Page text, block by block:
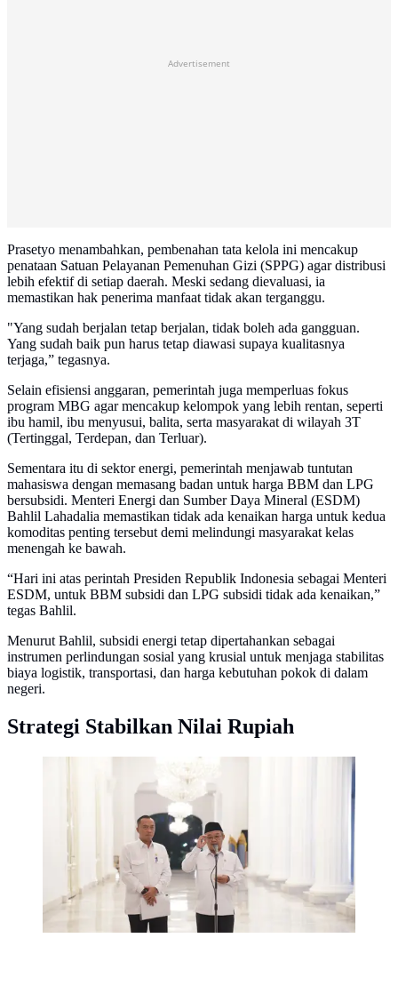
Advertisement
Prasetyo menambahkan, pembenahan tata kelola ini mencakup
penataan Satuan Pelayanan Pemenuhan Gizi (SPPG) agar distribusi
lebih efektif di setiap daerah. Meski sedang dievaluasi, ia
memastikan hak penerima manfaat tidak akan terganggu.
"Yang sudah berjalan tetap berjalan, tidak boleh ada gangguan.
Yang sudah baik pun harus tetap diawasi supaya kualitasnya
terjaga,” tegasnya.
Selain efisiensi anggaran, pemerintah juga memperluas fokus
program MBG agar mencakup kelompok yang lebih rentan, seperti
ibu hamil, ibu menyusui, balita, serta masyarakat di wilayah 3T
(Tertinggal, Terdepan, dan Terluar).
Sementara itu di sektor energi, pemerintah menjawab tuntutan
mahasiswa dengan memasang badan untuk harga BBM dan LPG
bersubsidi. Menteri Energi dan Sumber Daya Mineral (ESDM)
Bahlil Lahadalia memastikan tidak ada kenaikan harga untuk kedua
komoditas penting tersebut demi melindungi masyarakat kelas
menengah ke bawah.
“Hari ini atas perintah Presiden Republik Indonesia sebagai Menteri
ESDM, untuk BBM subsidi dan LPG subsidi tidak ada kenaikan,”
tegas Bahlil.
Menurut Bahlil, subsidi energi tetap dipertahankan sebagai
instrumen perlindungan sosial yang krusial untuk menjaga stabilitas
biaya logistik, transportasi, dan harga kebutuhan pokok di dalam
negeri.
Strategi Stabilkan Nilai Rupiah
Menurutnya, berbagai kajian menunjukkan program
tersebut memberikan dampak positif terhadap motivasi
belajar, tingkat kehadiran siswa, hingga capaian
akademik. (Foto: Bakom RI)